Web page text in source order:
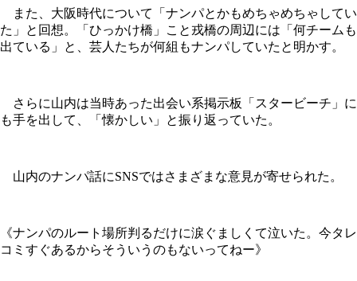
また、大阪時代について「ナンパとかもめちゃめちゃしてい
た」と回想。「ひっかけ橋」こと戎橋の周辺には「何チームも
出ている」と、芸人たちが何組もナンパしていたと明かす。
さらに山内は当時あった出会い系掲示板「スタービーチ」に
も手を出して、「懐かしい」と振り返っていた。
山内のナンパ話にSNSではさまざまな意見が寄せられた。
《ナンパのルート場所判るだけに涙ぐましくて泣いた。今タレ
コミすぐあるからそういうのもないってねー》